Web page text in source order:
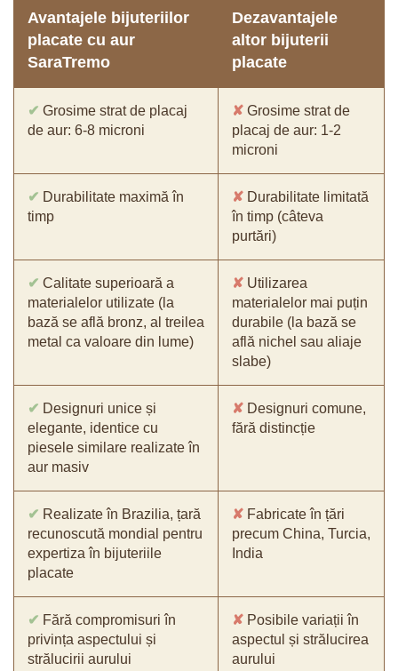
Avantajele bijuteriilor
placate cu aur
SaraTremo
Dezavantajele
altor bijuterii
placate
✔ Grosime strat de placaj
de aur: 6-8 microni
✘ Grosime strat de
placaj de aur: 1-2
microni
✔ Durabilitate maximă în
timp
✘ Durabilitate limitată
în timp (câteva
purtări)
✔ Calitate superioară a
materialelor utilizate (la
bază se află bronz, al treilea
metal ca valoare din lume)
✘ Utilizarea
materialelor mai puțin
durabile (la bază se
află nichel sau aliaje
slabe)
✔ Designuri unice și
elegante, identice cu
piesele similare realizate în
aur masiv
✘ Designuri comune,
fără distincție
✔ Realizate în Brazilia, țară
recunoscută mondial pentru
expertiza în bijuteriile
placate
✘ Fabricate în țări
precum China, Turcia,
India
✔ Fără compromisuri în
privința aspectului și
strălucirii aurului
✘ Posibile variații în
aspectul și strălucirea
aurului